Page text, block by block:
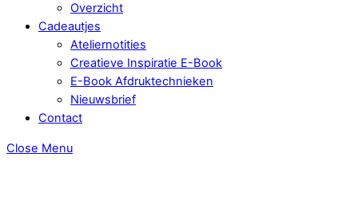
Overzicht
Cadeautjes
Ateliernotities
Creatieve Inspiratie E-Book
E-Book Afdruktechnieken
Nieuwsbrief
Contact
Close Menu